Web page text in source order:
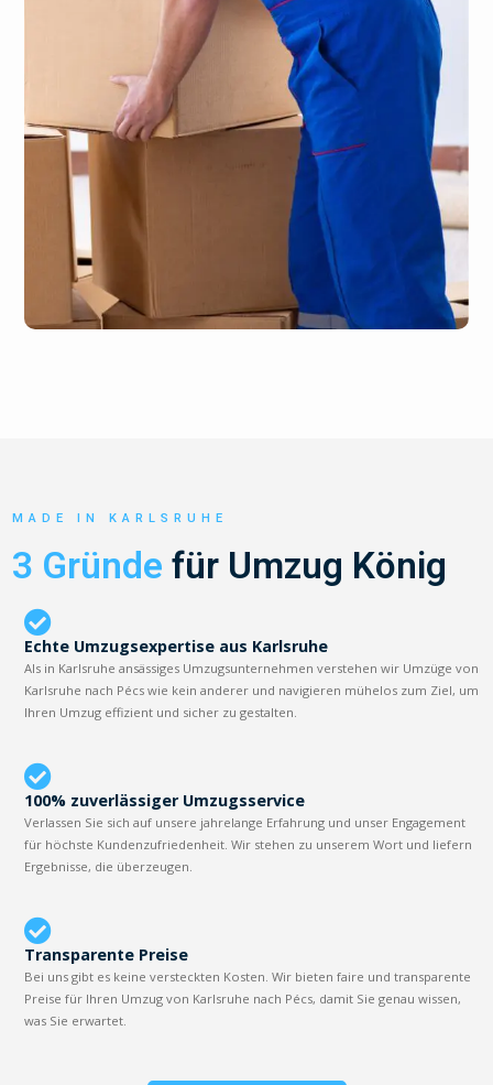
MADE IN KARLSRUHE
3 Gründe für Umzug König
Echte Umzugsexpertise aus Karlsruhe
Als in Karlsruhe ansässiges Umzugsunternehmen verstehen wir Umzüge von
Karlsruhe nach Pécs wie kein anderer und navigieren mühelos zum Ziel, um
Ihren Umzug effizient und sicher zu gestalten.
100% zuverlässiger Umzugsservice
Verlassen Sie sich auf unsere jahrelange Erfahrung und unser Engagement
für höchste Kundenzufriedenheit. Wir stehen zu unserem Wort und liefern
Ergebnisse, die überzeugen.
Transparente Preise
Bei uns gibt es keine versteckten Kosten. Wir bieten faire und transparente
Preise für Ihren Umzug von Karlsruhe nach Pécs, damit Sie genau wissen,
was Sie erwartet.